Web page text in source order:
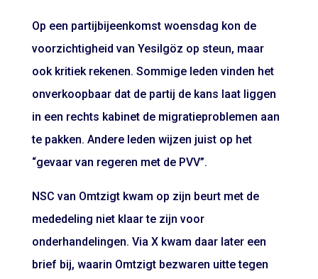
Op een partijbijeenkomst woensdag kon de
voorzichtigheid van Yesilgöz op steun, maar
ook kritiek rekenen. Sommige leden vinden het
onverkoopbaar dat de partij de kans laat liggen
in een rechts kabinet de migratieproblemen aan
te pakken. Andere leden wijzen juist op het
“gevaar van regeren met de PVV”.
NSC van Omtzigt kwam op zijn beurt met de
mededeling niet klaar te zijn voor
onderhandelingen. Via X kwam daar later een
brief bij, waarin Omtzigt bezwaren uitte tegen